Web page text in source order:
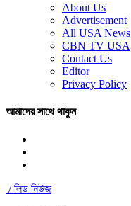
About Us
Advertisement
All USA News
CBN TV USA
Contact Us
Editor
Privacy Policy
আমাদের সাথে থাকুন
/লিড নিউজ